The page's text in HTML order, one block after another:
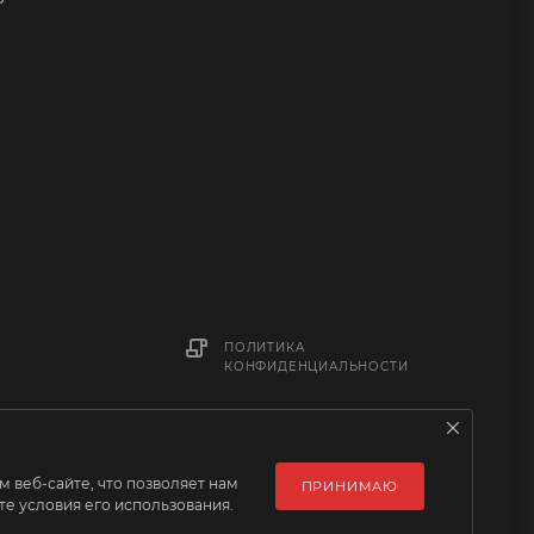
ПОЛИТИКА
КОНФИДЕНЦИАЛЬНОСТИ
сайте, что позволяет нам
условия его использования.
ПРИНИМАЮ